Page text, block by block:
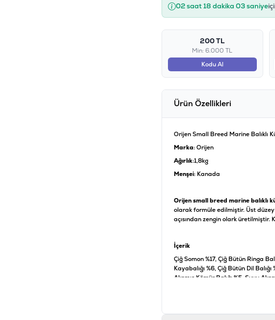
02 saat 18 dakika 02 saniye
200 TL
Min: 6.000 TL
Kodu Al
Ürün Özellikleri
Orijen Small Breed Marine Balıklı
Marka: Orijen
Ağırlık:1,8kg
Menşei: Kanada
Orijen small breed marine balıklı
olarak formüle edilmiştir. Üst
açısından zengin olark üretilmiştir.
İçerik
Çiğ Somon %17, Çiğ Bütün Ringa
Kayabalığı %6, Çiğ Bütün Dil
Alınmış Kömür Balığı %5, Suyu
Mercimek, Bütün Bezelye, Bütün
Fasulyeleri, Ayçiçek Yağı, Ringa
Bütün Elma, Taze Bütün Havuç,